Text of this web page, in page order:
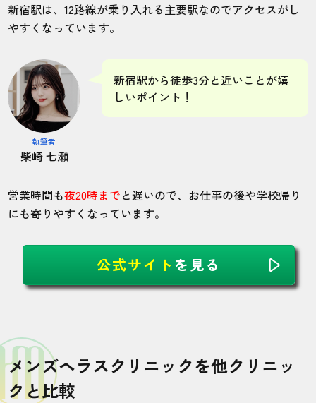
新宿駅は、12路線が乗り入れる主要駅なのでアクセスがし
やすくなっています。
執筆者
柴崎 七瀬
新宿駅から徒歩3分と近いことが嬉
しいポイント！
営業時間も夜20時までと遅いので、お仕事の後や学校帰り
にも寄りやすくなっています。
公式サイト を見る
メンズヘラスクリニックを他クリニッ
クと比較